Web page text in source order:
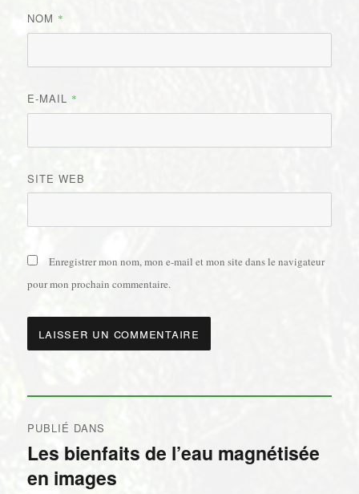
NOM *
E-MAIL *
SITE WEB
Enregistrer mon nom, mon e-mail et mon site dans le navigateur
pour mon prochain commentaire.
de
l’article
PUBLIÉ DANS
Les bienfaits de l’eau magnétisée
en images